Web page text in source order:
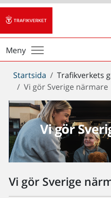
Meny
Du
är
här:
Startsida
Trafikverkets
Vi gör Sverige närmare
Vi gör Sverige